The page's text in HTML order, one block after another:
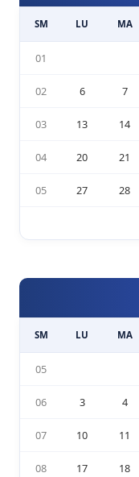
SM LU MA
01
02 6 7
03 13 14
04 20 21
05 27 28
SM LU MA
05
06 3 4
07 10 11
08 17 18